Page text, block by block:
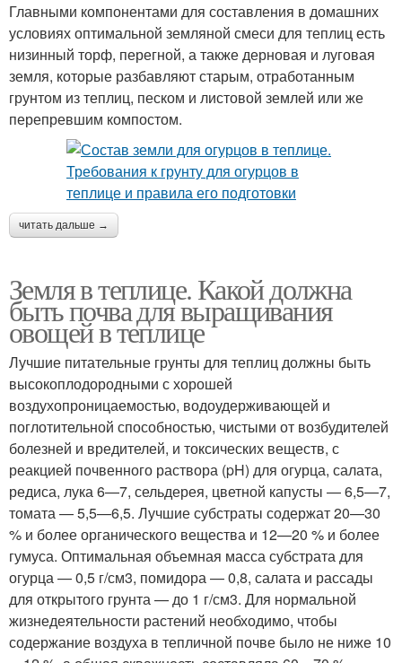
Главными компонентами для составления в домашних
условиях оптимальной земляной смеси для теплиц есть
низинный торф, перегной, а также дерновая и луговая
земля, которые разбавляют старым, отработанным
грунтом из теплиц, песком и листовой землей или же
перепревшим компостом.
читать дальше →
Земля в теплице. Какой должна
быть почва для выращивания
овощей в теплице
Лучшие питательные грунты для теплиц должны быть
высокоплодородными с хорошей
воздухопроницаемостью, водоудерживающей и
поглотительной способностью, чистыми от возбудителей
болезней и вредителей, и токсических веществ, с
реакцией почвенного раствора (pH) для огурца, салата,
редиса, лука 6—7, сельдерея, цветной капусты — 6,5—7,
томата — 5,5—6,5. Лучшие субстраты содержат 20—30
% и более органического вещества и 12—20 % и более
гумуса. Оптимальная объемная масса субстрата для
огурца — 0,5 г/см3, помидора — 0,8, салата и рассады
для открытого грунта — до 1 г/см3. Для нормальной
жизнедеятельности растений необходимо, чтобы
содержание воздуха в тепличной почве было не ниже 10